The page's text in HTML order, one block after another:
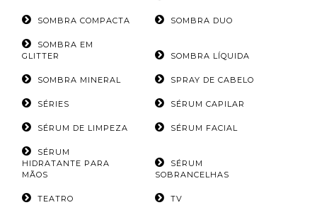
SOMBRA COMPACTA SOMBRA DUO
SOMBRA EM
GLITTER
SOMBRA LÍQUIDA
SOMBRA MINERAL SPRAY DE CABELO
SÉRIES SÉRUM CAPILAR
SÉRUM DE LIMPEZA SÉRUM FACIAL
SÉRUM
HIDRATANTE PARA
MÃOS
SÉRUM
SOBRANCELHAS
TEATRO TV